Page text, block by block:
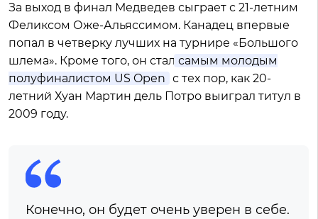
За выход в финал Медведев сыграет с 21-летним
Феликсом Оже-Альяссимом. Канадец впервые
попал в четверку лучших на турнире «Большого
шлема». Кроме того, он стал самым молодым
полуфиналистом US Open с тех пор, как 20-
летний Хуан Мартин дель Потро выиграл титул в
2009 году.
Конечно, он будет очень уверен в себе.